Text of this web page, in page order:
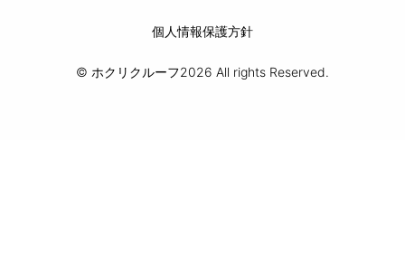
個人情報保護方針
© ホクリクルーフ2026 All rights Reserved.